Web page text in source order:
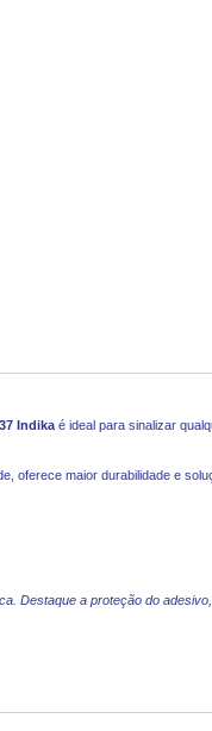
Indika é ideal para sinalizar
oferece maior durabilidade e
Destaque a proteção do